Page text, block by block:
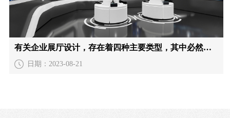
有关企业展厅设计，存在着四种主要类型，其中必然有一种适合您的需求
日期：2023-08-21